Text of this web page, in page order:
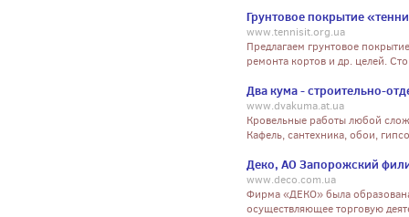
Грунтовое покрытие
www.tennisit.org.ua
Предлагаем грунтовое
ремонта кортов и др. целей.
Два кума - строительно-
www.dvakuma.at.ua
Кровельные работы любой
Кафель, сантехника, обои,
Деко, АО Запорожский
www.deco.com.ua
Фирма «ДЕКО» была
осуществляющее торговую